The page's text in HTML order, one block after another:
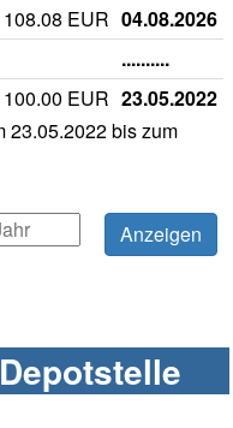
108.08 EUR 04.08.2026
..........
100.00 EUR 23.05.2022
23.05.2022 bis zum